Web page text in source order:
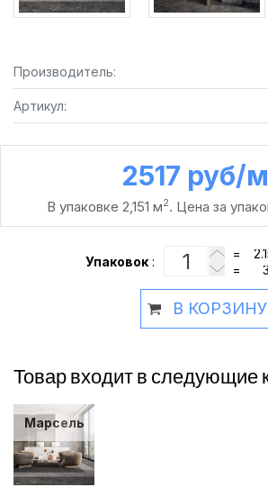
Производитель:
Артикул:
2517 руб /м
В упаковке 2,151 м2. Цена за
Упаковок :
=
=
В КОРЗИНУ
Товар входит в следующие
Марсель